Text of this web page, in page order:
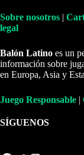
Sobre nosotros |
legal
Balón Latino es un
información sobre
en Europa, Asia y
Juego Responsable |
SÍGUENOS